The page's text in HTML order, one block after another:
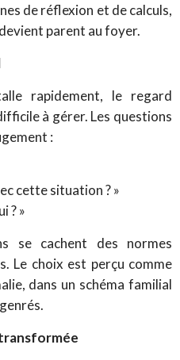
de réflexion et de calculs,
parent au foyer.
rapidement, le regard
à gérer. Les questions
:
cette situation ? »
? »
se cachent des normes
Le choix est perçu comme
dans un schéma familial